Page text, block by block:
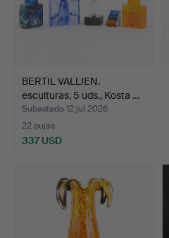
BERTIL VALLIEN.
esculturas, 5 uds., Kosta …
Subastado 12 jul 2026
22 pujas
337 USD